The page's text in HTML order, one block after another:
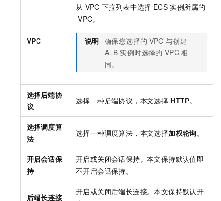
VPC
从 VPC 下拉列表中选择 ECS 实例所属的
VPC。
说明 确保您选择的 VPC 与创建
ALB 实例时选择的 VPC 相
同。
选择后端协
议
选择一种后端协议，本文选择 HTTP。
选择调度算
法
选择一种调度算法，本文选择加权轮询。
开启会话保
持
开启或关闭会话保持。本文保持默认值即
不开启会话保持。
后端长连接
开启或关闭后端长连接。本文保持默认开